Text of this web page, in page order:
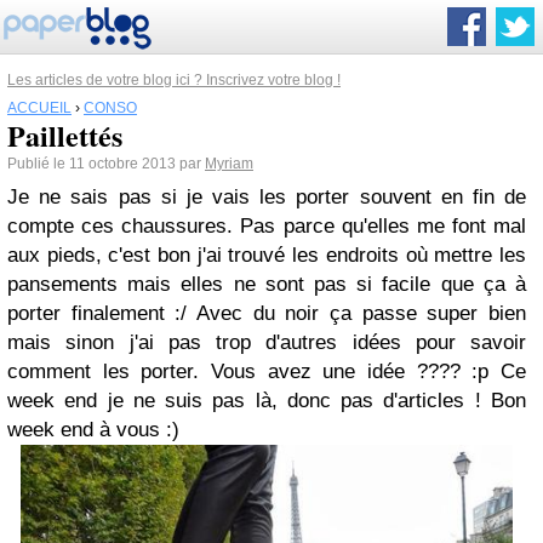
Les articles de votre blog ici ? Inscrivez votre blog !
ACCUEIL › CONSO
Paillettés
Publié le 11 octobre 2013 par Myriam
Je ne sais pas si je vais les porter souvent en fin de
compte ces chaussures. Pas parce qu'elles me font mal
aux pieds, c'est bon j'ai trouvé les endroits où mettre les
pansements mais elles ne sont pas si facile que ça à
porter finalement :/ Avec du noir ça passe super bien
mais sinon j'ai pas trop d'autres idées pour savoir
comment les porter. Vous avez une idée ???? :p Ce
week end je ne suis pas là, donc pas d'articles ! Bon
week end à vous :)